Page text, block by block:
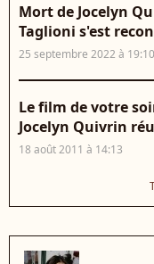
Mort de Jocelyn
Taglioni s'est
25 septembre 2022 à 19:10
Le film de votre
Jocelyn Quivrin
18 août 2011 à 14:13